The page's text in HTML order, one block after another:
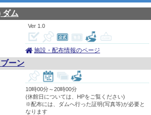
ダム
1.0
施設・配布情報のページ
ーン
10時00分～20時00分
(休館日については、HPをご覧ください)
※配布には、ダムへ行った証明(写真等)が必要と
なります